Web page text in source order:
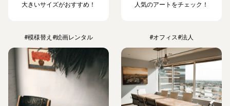
大きいサイズがおすすめ！
人気のアートをチェック！
#模様替え #絵画レンタル #オフィス#法人